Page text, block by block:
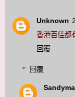
Unknown
香港百佳都
回覆
回覆